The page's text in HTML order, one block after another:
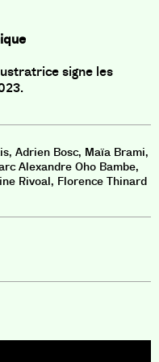
signe les
, Adrien Bosc, Maïa Brami,
Alexandre Oho Bambe,
Rivoal, Florence Thinard